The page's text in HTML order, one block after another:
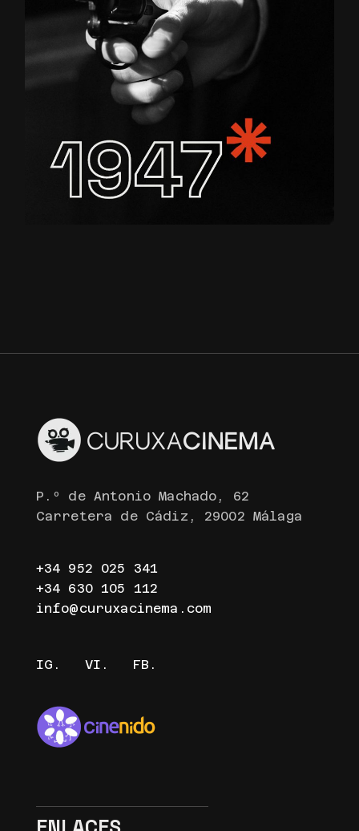
P.º de Antonio Machado, 62
Carretera de Cádiz, 29002 Málaga
+34 952 025 341
+34 630 105 112
info@curuxacinema.com
IG. VI. FB.